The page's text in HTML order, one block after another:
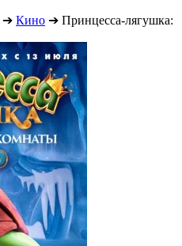
➔ Кино ➔ Принцесса-лягушка: